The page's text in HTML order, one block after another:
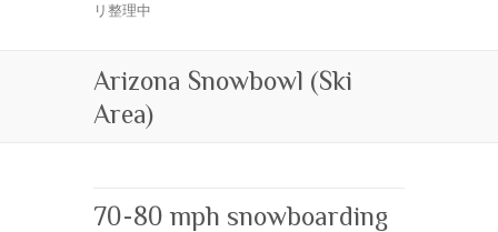
リ整理中
Arizona Snowbowl (Ski
Area)
70-80 mph snowboarding